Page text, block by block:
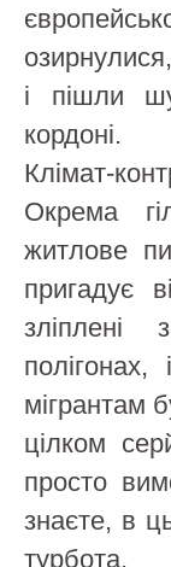
і пішли
кордоні.
Клімат-
Окрема
житлове
пригадує
мігрантам
цілком
просто
знаєте, в
турбота.